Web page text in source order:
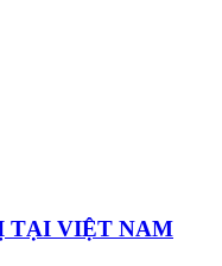
TẠI VIỆT NAM